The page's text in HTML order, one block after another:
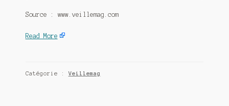
Source : www.veillemag.com
Read More
Catégorie :Veillemag